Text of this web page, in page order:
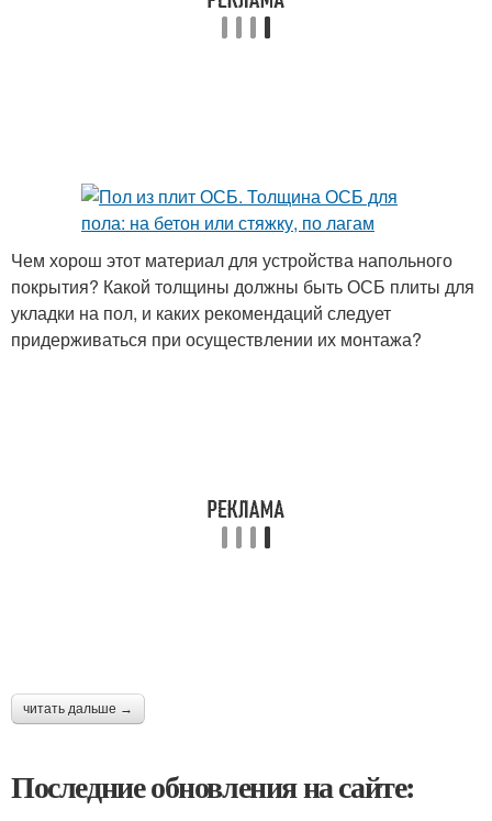
Чем хорош этот материал для устройства напольного
покрытия? Какой толщины должны быть ОСБ плиты для
укладки на пол, и каких рекомендаций следует
придерживаться при осуществлении их монтажа?
читать дальше →
Последние обновления на сайте: